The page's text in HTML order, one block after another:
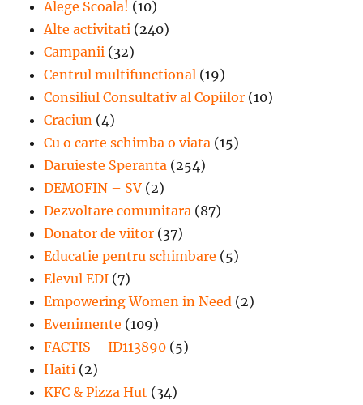
Alege Scoala! (10)
Alte activitati (240)
Campanii (32)
Centrul multifunctional (19)
Consiliul Consultativ al Copiilor (10)
Craciun (4)
Cu o carte schimba o viata (15)
Daruieste Speranta (254)
DEMOFIN – SV (2)
Dezvoltare comunitara (87)
Donator de viitor (37)
Educatie pentru schimbare (5)
Elevul EDI (7)
Empowering Women in Need (2)
Evenimente (109)
FACTIS – ID113890 (5)
Haiti (2)
KFC & Pizza Hut (34)